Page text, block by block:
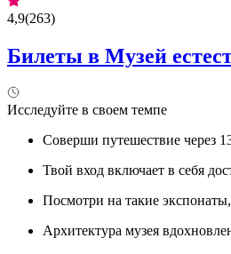
4,9(263)
Билеты в Музей
Исследуйте в своем темпе
Соверши путешествие через
Твой вход включает в себя
Посмотри на такие
Архитектура музея